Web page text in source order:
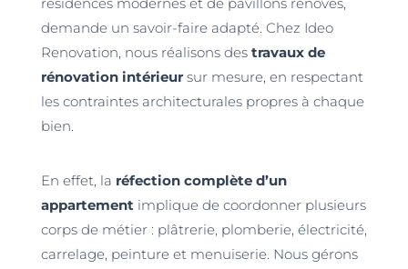
demande un savoir-faire adapté. Chez Ideo
Renovation, nous réalisons des travaux de
rénovation intérieursur mesure, en respectant
les contraintes architecturales propres à chaque
bien.
En effet, la réfection complète d’un
appartementimplique de coordonner plusieurs
corps de métier : plâtrerie, plomberie, électricité,
carrelage, peinture et menuiserie. Nous gérons